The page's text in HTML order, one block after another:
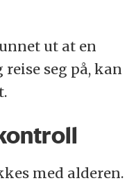
ut at en
seg på, kan
med alderen.